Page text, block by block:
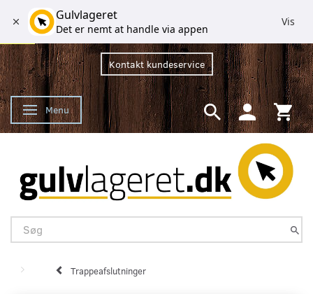
Kontakt kundeservice
Skifte navigation
Menu
Trappeafslutninger
Gulvlageret
Det er nemt at handle via appen
Vis